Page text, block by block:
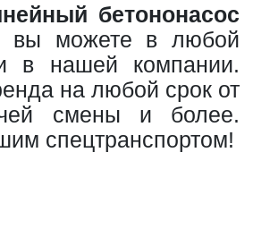
бетононасос
вы можете в любой
в нашей компании.
на любой срок от
смены и более.
спецтранспортом!